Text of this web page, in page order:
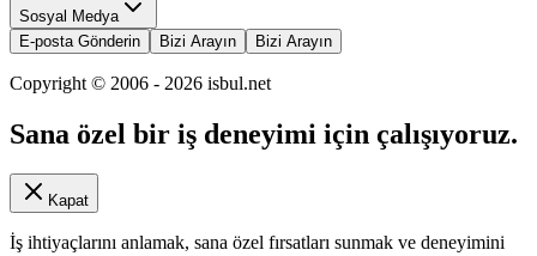
Sosyal Medya
E-posta Gönderin
Bizi Arayın Bizi Arayın
Copyright © 2006 - 2026 isbul.net
Sana özel bir iş deneyimi için çalışıyoruz.
Kapat
İş ihtiyaçlarını anlamak, sana özel fırsatları sunmak ve deneyimini